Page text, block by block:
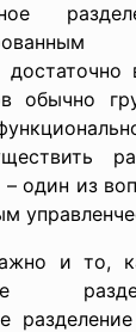
обычно
– один из
и то,